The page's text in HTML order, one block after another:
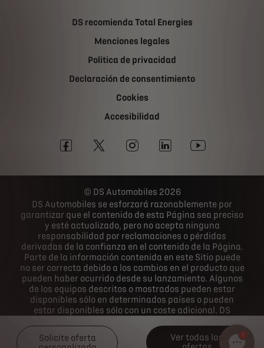
Solicite oferta
Ver todas las
DS recomienda Total Energies
Menciones legales
Politica de privacidad
Declaración de consentimiento
Cookies
Accesibilidad
DS Automobiles 2026
DS Automobiles se esforzará razonablemente por
garantizar que el contenido de esta Página sea preciso
y esté actualizado, pero no acepta ninguna
responsabilidad por reclamaciones o pérdidas
derivadas de la confianza en el contenido de la Página.
Parte de la información contenida en este Sitio puede
no ser correcta debido a los cambios en el producto que
pueden haber ocurrido desde su lanzamiento. Algunos
de los equipos descritos o mostrados pueden estar
disponibles sólo en determinados países o pueden
estar disponibles sólo con un coste adicional. DS
especificaciones del producto en cualquier momento.
Para conocer las especificaciones reales del producto
1